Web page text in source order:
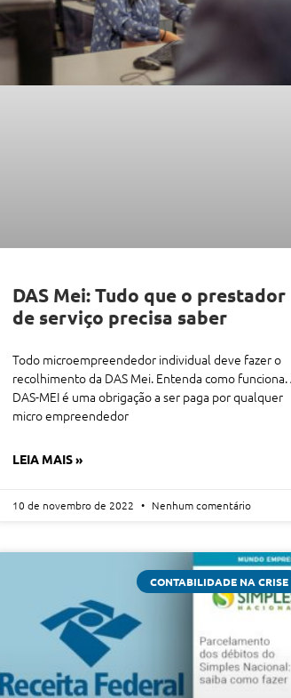
DAS Mei: Tudo que o prestador
de serviço precisa saber
Todo microempreendedor individual deve fazer o
recolhimento da DAS Mei. Entenda como funciona.
DAS-MEI é uma obrigação a ser paga por qualquer
micro empreendedor
LEIA MAIS »
10 de novembro de 2022 Nenhum comentário
CONTABILIDADE NA CRISE